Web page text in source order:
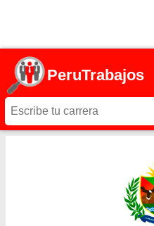
PeruTrabajos